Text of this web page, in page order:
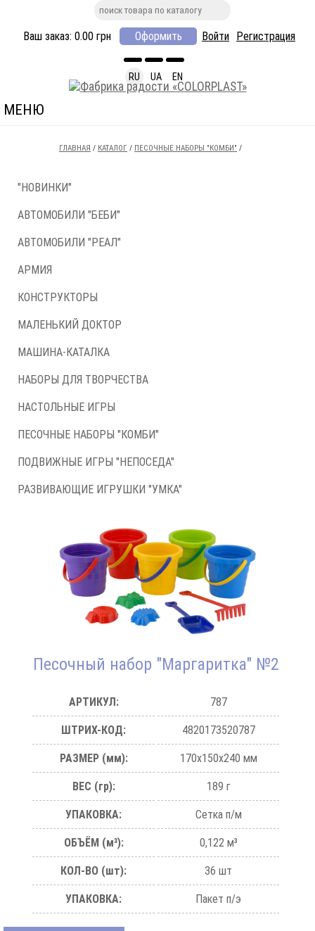
Ваш заказ: 0.00 грн Оформить Войти Регистрация
RU UA EN
МЕНЮ
ГЛАВНАЯ / КАТАЛОГ / ПЕСОЧНЫЕ НАБОРЫ "КОМБИ" /
"НОВИНКИ"
АВТОМОБИЛИ "БЕБИ"
АВТОМОБИЛИ "РЕАЛ"
АРМИЯ
КОНСТРУКТОРЫ
МАЛЕНЬКИЙ ДОКТОР
МАШИНА-КАТАЛКА
НАБОРЫ ДЛЯ ТВОРЧЕСТВА
НАСТОЛЬНЫЕ ИГРЫ
ПЕСОЧНЫЕ НАБОРЫ "КОМБИ"
ПОДВИЖНЫЕ ИГРЫ "НЕПОСЕДА"
РАЗВИВАЮЩИЕ ИГРУШКИ "УМКА"
Песочный набор "Маргаритка" №2
АРТИКУЛ: 787
ШТРИХ-КОД: 4820173520787
РАЗМЕР (мм): 170х150х240 мм
ВЕС (гр): 189 г
УПАКОВКА: Сетка п/м
ОБЪЁМ (м³): 0,122 м³
КОЛ-ВО (шт): 36 шт
УПАКОВКА: Пакет п/э